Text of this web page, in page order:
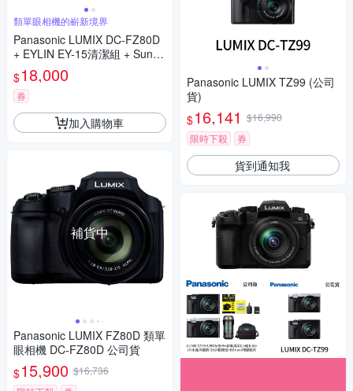
類單眼相機的嶄新境界
Panasonic LUMIX DC-FZ80D
+ EYLIN EY-15清潔組 + SunLi
ght ZY-2614相機包 + EirMai 銳
瑪 HD-100C電子除濕卡 FZ80
D (公司貨)
$18,000
券
加入購物車
補貨中
Panasonic LUMIX FZ80D 類單
眼相機 DC-FZ80D 公司貨
$15,900 $16,736
Panasonic LUMIX TZ99 (公司
貨)
$16,141 $16,990
限時下殺
券
貨到通知我